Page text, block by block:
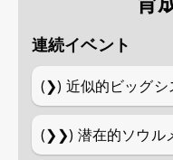
連続イベント
(❯) 近似的ビッグシ
(❯❯) 潜在的ソウル